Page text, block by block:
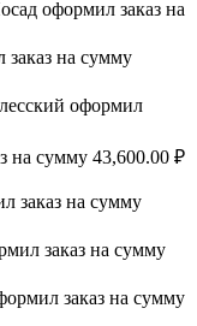
оформил заказ на
на сумму
оформил
на сумму 43,600.00 ₽
заказ на сумму
заказ на сумму
заказ на сумму